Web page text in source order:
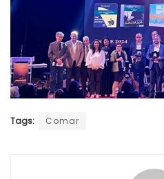
Tags: Comar